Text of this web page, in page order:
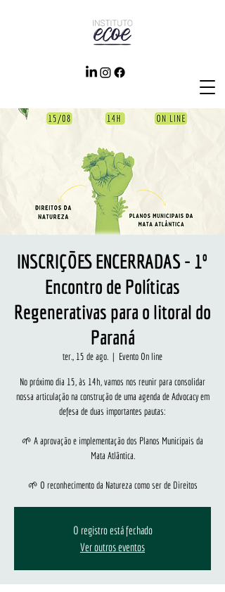
INSCRIÇÕES ENCERRADAS - 1º
Encontro de Políticas
Regenerativas para o litoral do
Paraná
ter., 15 de ago.
  |
Evento On line
No próximo dia 15, às 14h, vamos nos reunir para consolidar
nossa articulação na construção de uma agenda de Advocacy em
defesa de duas importantes pautas:
🌱 A aprovação e implementação dos Planos Municipais da
Mata Atlântica.
🌱 O reconhecimento da Natureza como ser de Direitos
O registro está fechado
Ver outros eventos